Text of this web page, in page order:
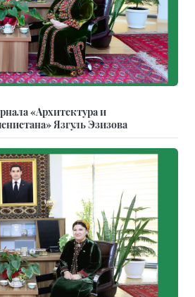
«Архитектура и
Язгуль Эзизова